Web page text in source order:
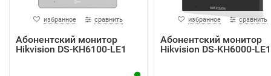
избранное сравнить
Абонентский монитор
Hikvision DS-KH6100-LE1
избранное сравнить
Абонентский монитор
Hikvision DS-KH6000-LE1